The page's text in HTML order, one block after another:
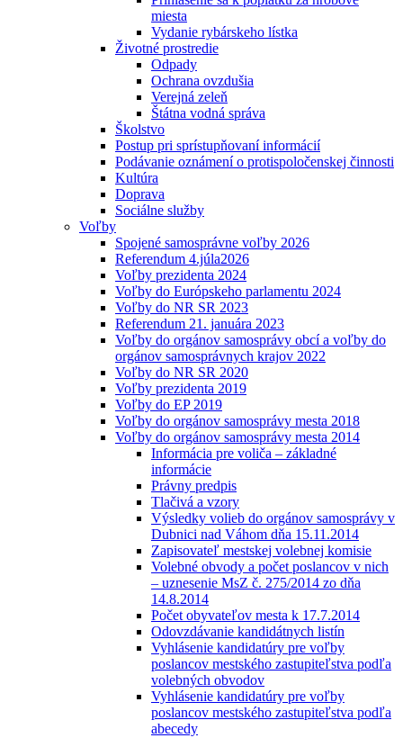
miesta
Vydanie rybárskeho lístka
Životné prostredie
Odpady
Ochrana ovzdušia
Verejná zeleň
Štátna vodná správa
Školstvo
Postup pri sprístupňovaní informácií
Podávanie oznámení o protispoločenskej činnosti
Kultúra
Doprava
Sociálne služby
Voľby
Spojené samosprávne voľby 2026
Referendum 4.júla2026
Voľby prezidenta 2024
Voľby do Európskeho parlamentu 2024
Voľby do NR SR 2023
Referendum 21. januára 2023
Voľby do orgánov samosprávy obcí a voľby do
orgánov samosprávnych krajov 2022
Voľby do NR SR 2020
Voľby prezidenta 2019
Voľby do EP 2019
Voľby do orgánov samosprávy mesta 2018
Voľby do orgánov samosprávy mesta 2014
Informácia pre voliča – základné
informácie
Právny predpis
Tlačivá a vzory
Výsledky volieb do orgánov samosprávy v
Dubnici nad Váhom dňa 15.11.2014
Zapisovateľ mestskej volebnej komisie
Volebné obvody a počet poslancov v nich
– uznesenie MsZ č. 275/2014 zo dňa
14.8.2014
Počet obyvateľov mesta k 17.7.2014
Odovzdávanie kandidátnych listín
Vyhlásenie kandidatúry pre voľby
poslancov mestského zastupiteľstva podľa
volebných obvodov
Vyhlásenie kandidatúry pre voľby
poslancov mestského zastupiteľstva podľa
abecedy